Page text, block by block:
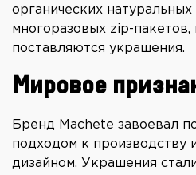
органических
многоразовых zip-пакетов,
поставляются украшения.
Мировое
Бренд Machete завоевал
подходом к производству
дизайном. Украшения